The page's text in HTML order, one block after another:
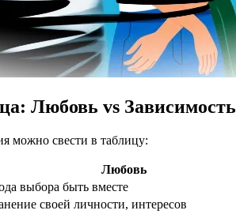
Любовь vs Зависимость
можно свести в таблицу:
Любовь
выбора быть вместе
своей личности, интересов